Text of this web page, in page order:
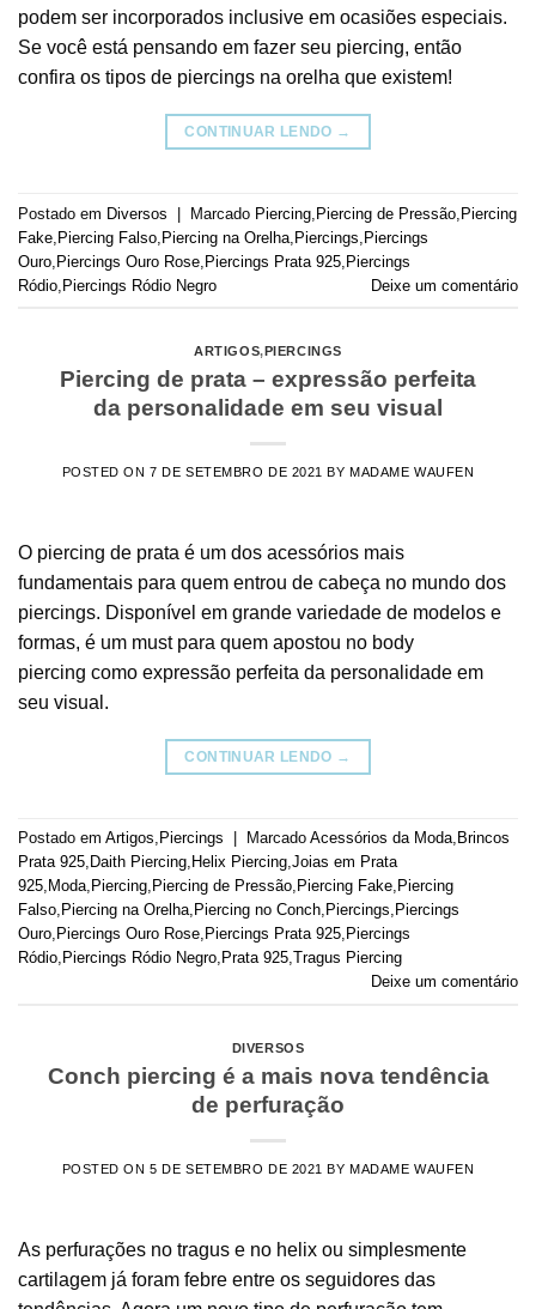
podem ser incorporados inclusive em ocasiões especiais.
Se você está pensando em fazer seu piercing, então
confira os tipos de piercings na orelha que existem!
CONTINUAR LENDO →
Postado em Diversos | Marcado Piercing Piercing de Pressão Piercing
Fake Piercing Falso Piercing na Orelha Piercings Piercings
Ouro Piercings Ouro Rose Piercings Prata 925 Piercings
Ródio Piercings Ródio Negro Deixe um comentário
ARTIGOS, PIERCINGS
Piercing de prata – expressão perfeita
da personalidade em seu visual
POSTED ON7 DE SETEMBRO DE 2021 BYMADAME WAUFEN
O piercing de prata é um dos acessórios mais
fundamentais para quem entrou de cabeça no mundo dos
piercings. Disponível em grande variedade de modelos e
formas, é um must para quem apostou no body
piercing como expressão perfeita da personalidade em
seu visual.
CONTINUAR LENDO →
Postado em Artigos, Piercings Marcado Acessórios da Moda, Brincos
Prata 925, Daith Piercing, Helix Piercing,Joias em Prata
925, Moda, Piercing, Piercing de Pressão, Piercing Fake, Piercing
Falso, Piercing na Orelha, Piercing no Conch, Piercings, Piercings
Ouro, Piercings Ouro Rose, Piercings Prata 925, Piercings
Ródio, Piercings Ródio Negro, Prata 925,Tragus Piercing
Deixe um comentário
DIVERSOS
Conch piercing é a mais nova tendência
de perfuração
POSTED ON5 DE SETEMBRO DE 2021 BYMADAME WAUFEN
As perfurações no tragus e no helix ou simplesmente
cartilagem já foram febre entre os seguidores das